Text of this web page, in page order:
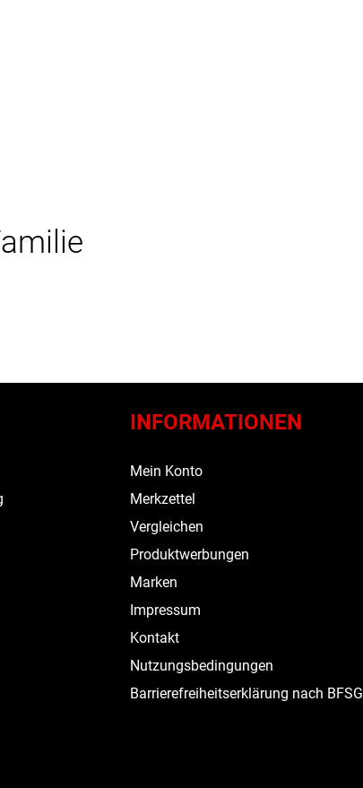
INFORMATIONEN
Mein Konto
Merkzettel
Vergleichen
Produktwerbungen
Marken
Impressum
Kontakt
Nutzungsbedingungen
Barrierefreiheitserklärung nach BFSG